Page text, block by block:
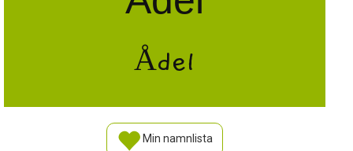
Ådel
Min namnlista